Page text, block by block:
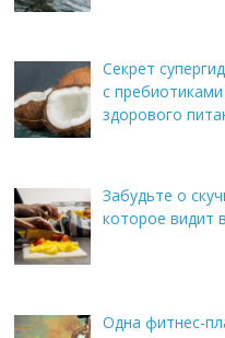
Секрет
с
здорового
Забудьте о
которое видит
Одна фитнес-